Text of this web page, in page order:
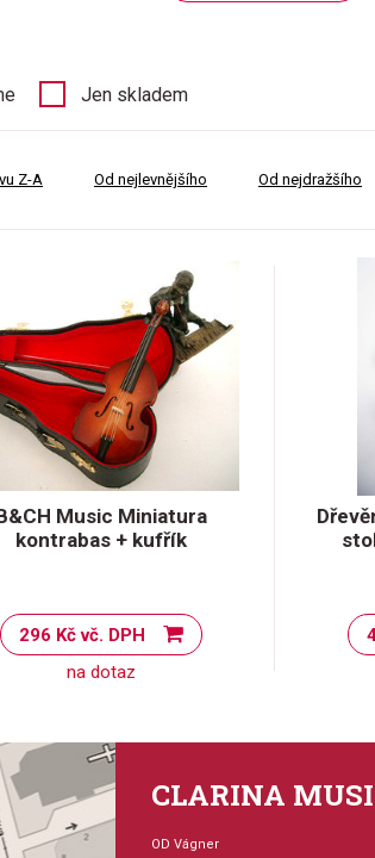
Jen skladem
Z-A Od nejlevnějšího Od nejdražšího
Music Miniatura
kontrabas + kufřík
296 Kč vč. DPH
na dotaz
CLARINA
OD Vágner